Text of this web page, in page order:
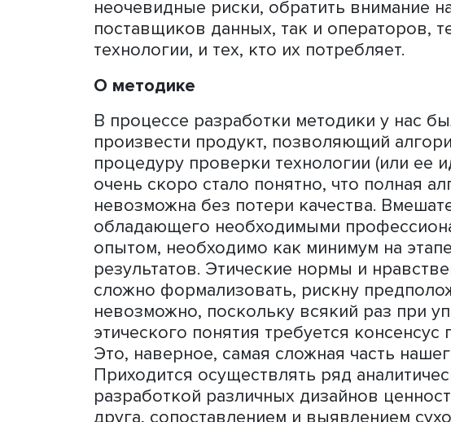
неизбежно требует
рисков, которые до сих пор не
нуждаются в артикуляции, чтобы
уже существующего закона, но и
для отдельного человека и
только здоровье и человеческие
авторитет живого врача со всем
неумолим, и нельзя сбрасывать со
использовать новый
предполагает увеличение
но может и, наоборот, вызывать
навыков. Наша задача
неочевидные риски, обратить
поставщиков данных, так и
технологии, и тех, кто их
О методике